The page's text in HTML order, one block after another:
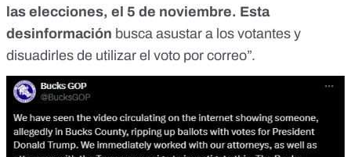
las elecciones, el 5 de noviembre. Esta
desinformación busca asustar a los votantes y
disuadirles de utilizar el voto por correo”.